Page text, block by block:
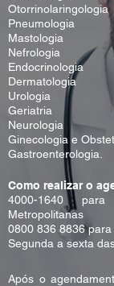
Otorrinolaringologia
Pneumologia
Mastologia
Nefrologia
Endocrinologia
Dermatologia
Urologia
Geriatria
Neurologia
Ginecologia e
Gastroenterologia.
Como realizar o
4000-1640 para
Metropolitanas
0800 836 8836para
Segunda a sexta
Após o